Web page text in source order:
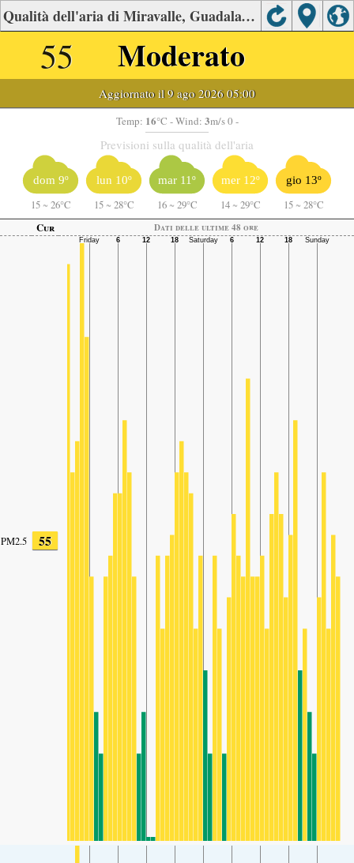
Qualità dell'aria di Miravalle, Guadalajara
55 Moderato
Aggiornato il 9 ago 2026 05:00
Temp: 16°C - Wind: 3m/s 0 -
Previsioni sulla qualità dell'aria
dom 9º
15 ~ 26°C
lun 10º
15 ~ 28°C
mar 11º
16 ~ 29°C
mer 12º
14 ~ 29°C
gio 13º
15 ~ 28°C
Cur
Dati delle ultime 48 ore
PM2.5 55